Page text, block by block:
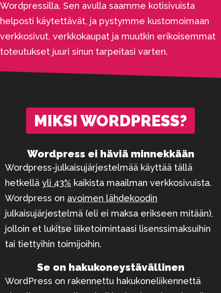
Wordpressilla. Sen avulla saamme kotisivuista
helposti käytettävät, ja pystymme kustomoimaan
verkkosivut, verkkokaupat ja muutkin erikoisemmat
toteutukset juuri sinun tarpeitasi varten.
MIKSI WORDPRESS?
Wordpress ei häviä minnekkään
Wordpress-julkaisujärjestelmää käyttää tällä
hetkellä yli 43% kaikista maailman verkkosivuista.
Wordpress on avoimen lähdekoodin
julkaisujärjestelmä (eli ei maksa erikseen mitään),
jolloin et lukitse liiketoimintaasi lisenssimaksuihin
tai tiettyihin toimijoihin.
Se on hakukone­ystävällinen
WordPress on rakennettu hakukoneliikennettä